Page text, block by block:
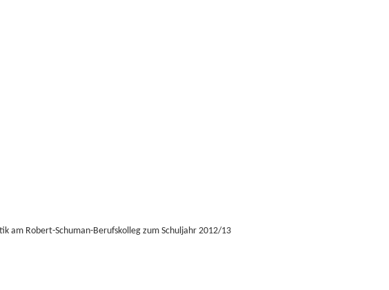
am Robert-Schuman-Berufskolleg zum Schuljahr 2012/13